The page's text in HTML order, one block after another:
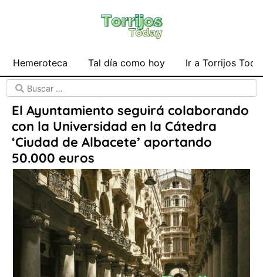
Hemeroteca Tal día como hoy Ir a Torrijos
El Ayuntamiento seguirá colaborando
con la Universidad en la Cátedra
‘Ciudad de Albacete’ aportando
50.000 euros